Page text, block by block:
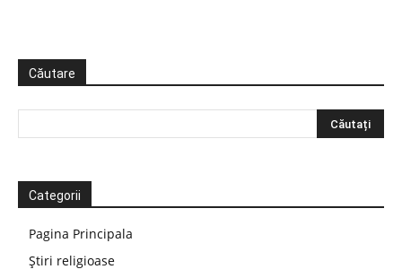
Căutare
Categorii
Pagina Principala
Știri religioase